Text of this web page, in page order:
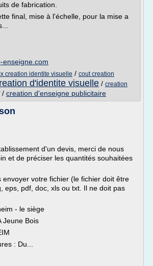
de fabrication.
final, mise à l'échelle, pour la mise a
enseigne.com
creation identite visuelle / cout creation
d'identite visuelle / creation
/ creation d'enseigne publicitaire
d'un devis, merci de nous
et de préciser les quantités souhaitées
envoyer votre fichier (le fichier doit être
eps, pdf, doc, xls ou txt. Il ne doit pas
- le siège
Jeune Bois
: Du...